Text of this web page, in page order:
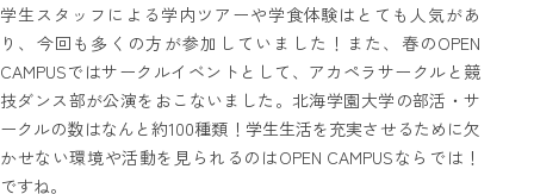
学生スタッフによる学内ツアーや学食体験はとても人気があ
り、今回も多くの方が参加していました！また、春のOPEN
CAMPUSではサークルイベントとして、アカペラサークルと競
技ダンス部が公演をおこないました。北海学園大学の部活・サ
ークルの数はなんと約100種類！学生生活を充実させるために欠
かせない環境や活動を見られるのはOPEN CAMPUSならでは！
ですね。